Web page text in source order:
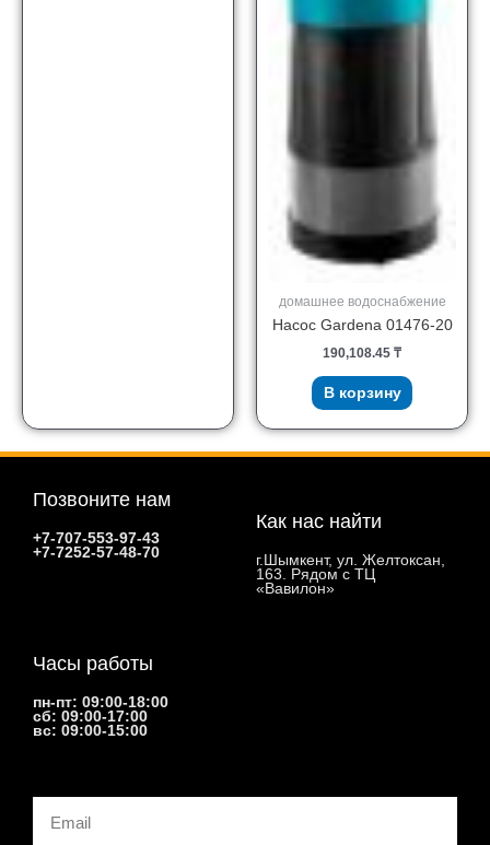
домашнее водоснабжение
Насос Gardena 01476-20
190,108.45 ₸
В корзину
Позвоните нам
+7-707-553-97-43
+7-7252-57-48-70
Как нас найти
г.Шымкент, ул. Желтоксан,
163. Рядом с ТЦ
«Вавилон»
Часы работы
пн-пт: 09:00-18:00
сб: 09:00-17:00
вс: 09:00-15:00
Email